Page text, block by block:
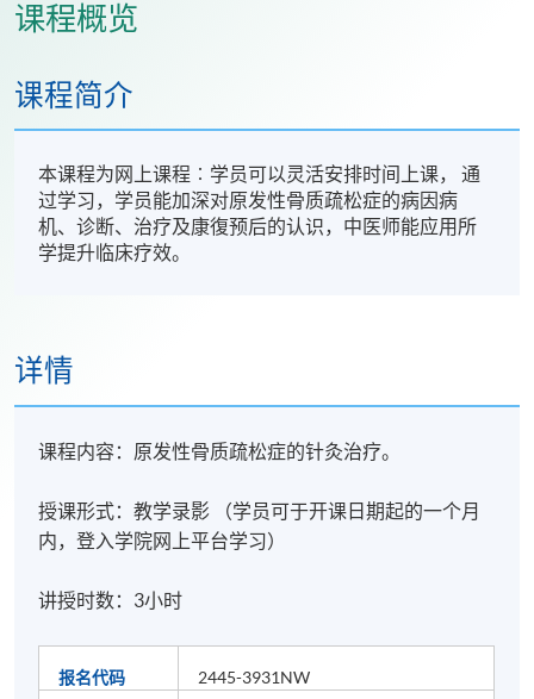
课程概览
课程简介
本课程为网上课程︰学员可以灵活安排时间上课， 通
过学习，学员能加深对原发性骨质疏松症的病因病
机、诊断、治疗及康復预后的认识，中医师能应用所
学提升临床疗效。
详情
课程内容：原发性骨质疏松症的针灸治疗。
授课形式：教学录影 （学员可于开课日期起的一个月
内，登入学院网上平台学习）
讲授时数：3小时
报名代码
2445-3931NW